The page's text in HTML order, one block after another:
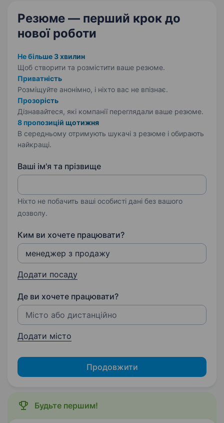
Резюме — перший крок до
нової роботи
Не більше 3 хвилин
Щоб створити та розмістити ваше резюме.
Приватність
Розміщуйте анонімно, і ніхто вас не впізнає.
Прозорість
Дізнавайтеся, які компанії переглядали ваше резюме.
8 пропозицій щотижня
В середньому отримують шукачі з резюме і обирають
найкращі.
Ваші ім'я та прізвище
Ніхто не побачить ваші особисті дані без вашого
дозволу.
Ким ви хочете працювати?
Додати посаду
Де ви хочете працювати?
Додати місто
Продовжити
Будьте першим!